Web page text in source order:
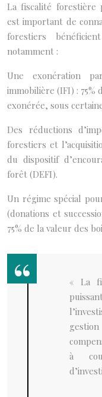
La fiscalité forestière
est important de
forestiers
notamment :
Une exonération
immobilière (IFI) :
exonérée, sous
Des réductions
forestiers et
du dispositif
forêt (DEFI).
Un régime spécial
(donations et
75% de la valeur des
« La
à